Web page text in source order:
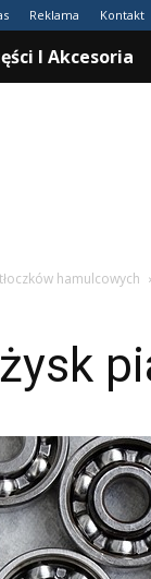
Reklama Kontakt
I Akcesoria
hamulcowych